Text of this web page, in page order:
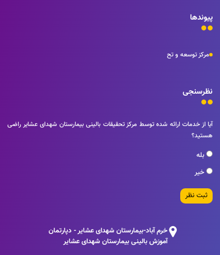
پیوندها
مرکز توسعه و تح
نظرسنجی
آیا از خدمات ارائه شده توسط مرکز تحقیقات بالینی بیمارستان شهدای عشایر راضی
هستید؟
بله
خیر
ثبت نظر
خرم آباد-بیمارستان شهدای عشایر - دپارتمان
آموزش بالینی بیمارستان شهدای عشایر